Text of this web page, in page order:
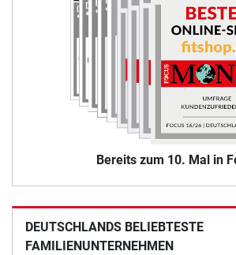
Bereits zum 10. Mal in
DEUTSCHLANDS BELIEBTESTE
FAMILIENUNTERNEHMEN